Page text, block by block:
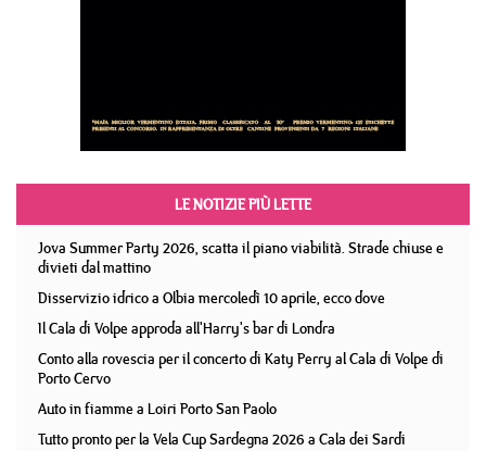
LE NOTIZIE PIÙ LETTE
Jova Summer Party 2026, scatta il piano viabilità. Strade chiuse e
divieti dal mattino
Disservizio idrico a Olbia mercoledì 10 aprile, ecco dove
Il Cala di Volpe approda all'Harry's bar di Londra
Conto alla rovescia per il concerto di Katy Perry al Cala di Volpe di
Porto Cervo
Auto in fiamme a Loiri Porto San Paolo
Tutto pronto per la Vela Cup Sardegna 2026 a Cala dei Sardi